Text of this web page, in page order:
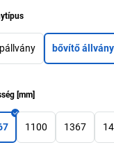
bővítő állvány
[mm]
1100 1367